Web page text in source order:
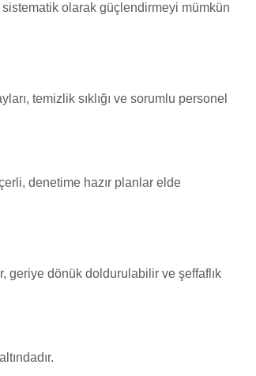
sistematik olarak güçlendirmeyi mümkün
temizlik sıklığı ve sorumlu personel
denetime hazır planlar elde
geriye dönük doldurulabilir ve şeffaflık